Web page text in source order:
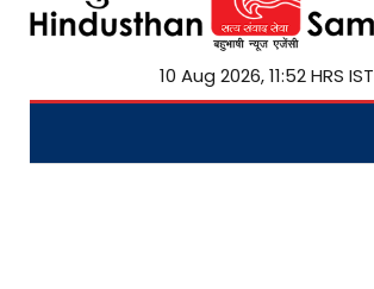
10 Aug 2026, 11:52 HRS IST